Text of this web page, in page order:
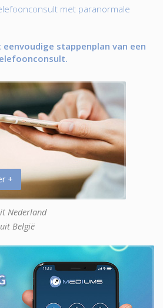
met paranormale
stappenplan van een
+
Nederland
België